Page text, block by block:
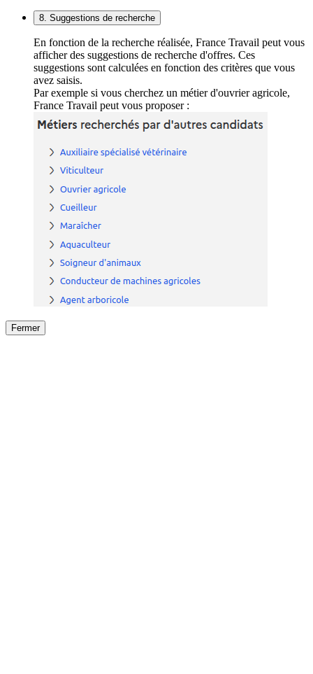
8. Suggestions de recherche
En fonction de la recherche réalisée, France Travail peut vous
afficher des suggestions de recherche d'offres. Ces
suggestions sont calculées en fonction des critères que vous
avez saisis.
Par exemple si vous cherchez un métier d'ouvrier agricole,
France Travail peut vous proposer :
Fermer